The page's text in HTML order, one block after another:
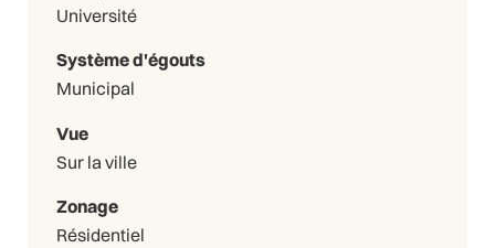
Université
Système d'égouts
Municipal
Vue
Sur la ville
Zonage
Résidentiel